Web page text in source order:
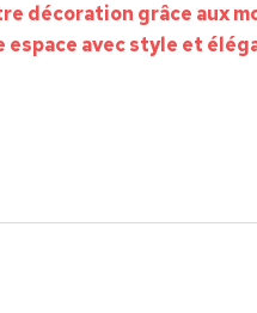
décoration grâce aux
avec style et